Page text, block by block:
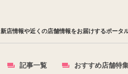
新店情報や近くの店舗情報をお届けするポータ
記事一覧 おすすめ店舗特